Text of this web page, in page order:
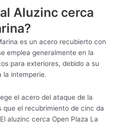
Aluzinc cerca
es un acero recubierto con
emplea generalmente en la
para exteriores, debido a su
la intemperie.
el acero del ataque de la
que el recubrimiento de cinc da
aluzinc cerca Open Plaza La